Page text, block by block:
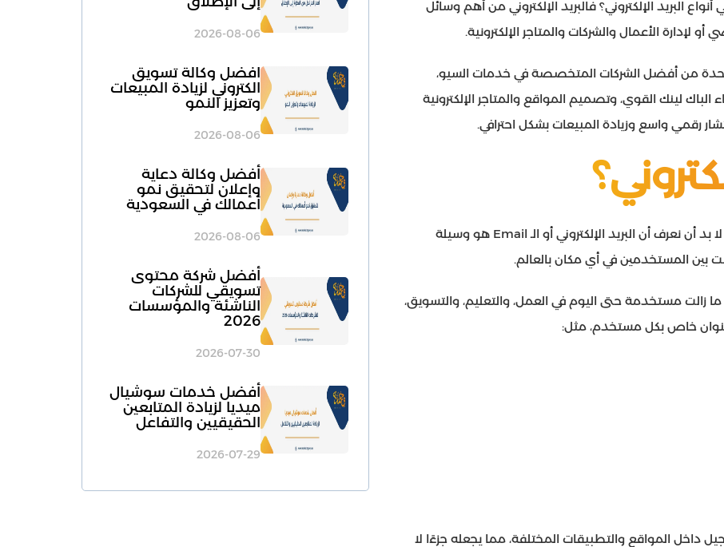
البريد الإلكتروني؟ فالبريد الإلكتروني من أهم وسائل
لإدارة الأعمال والشركات والمتاجر الإلكترونية.
واحدة من أفضل الشركات المتخصصة في خدمات السيو،
الباك لينك القوي، وتصميم المواقع والمتاجر الإلكترونية
رقمي واسع وزيادة المبيعات بشكل احترافي.
قبل الإجابة عن سؤال ما هي أنواع البريد الإلكتروني؟ لا بد أن نعرف أن البريد الإلكتروني أو الـ Email هو وسيلة
بين المستخدمين في أي مكان بالعالم.
زالت مستخدمة حتى اليوم في العمل، والتعليم، والتسويق،
عنوان خاص بكل مستخدم، مثل:
داخل المواقع والتطبيقات المختلفة، مما يجعله جزءًا لا
2026-08-06
افضل وكالة تسويق
الكتروني لزيادة المبيعات
وتعزيز النمو
2026-08-06
أفضل وكالة دعاية
وإعلان لتحقيق نمو
أعمالك في السعودية
2026-08-06
أفضل شركة محتوى
تسويقي للشركات
الناشئة والمؤسسات
2026
2026-07-30
أفضل خدمات سوشيال
ميديا لزيادة المتابعين
الحقيقيين والتفاعل
2026-07-29